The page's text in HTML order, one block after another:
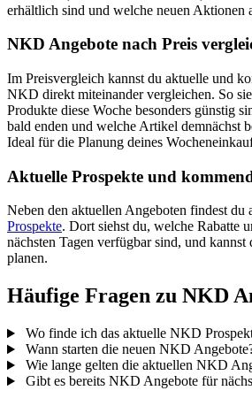
erhältlich sind und welche neuen Aktionen
NKD Angebote nach Preis
Im Preisvergleich kannst du aktuelle und
NKD direkt miteinander vergleichen. So
Produkte diese Woche besonders günstig
bald enden und welche Artikel demnächst
Ideal für die Planung deines
Aktuelle Prospekte und
Neben den aktuellen Angeboten findest du
Prospekte. Dort siehst du, welche Rabatte
nächsten Tagen verfügbar sind, und kannst
planen.
Häufige Fragen zu NKD
Wo finde ich das aktuelle NKD
Wann starten die neuen NKD
Wie lange gelten die aktuellen NKD
Gibt es bereits NKD Angebote für